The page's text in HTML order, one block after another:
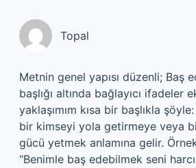
Topal
Metnin genel yapısı düzenli; Baş
başlığı altında bağlayıcı ifadeler
yaklaşımım kısa bir başlıkla
bir kimseyi yola getirmeye veya
gücü yetmek anlamına gelir.
“Benimle baş edebilmek seni